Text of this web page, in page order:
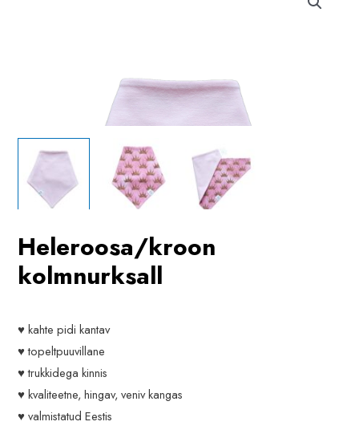
Heleroosa/kroon
kolmnurksall
♥ kahte pidi kantav
♥ topeltpuuvillane
♥ trukkidega kinnis
♥ kvaliteetne, hingav, veniv kangas
♥ valmistatud Eestis